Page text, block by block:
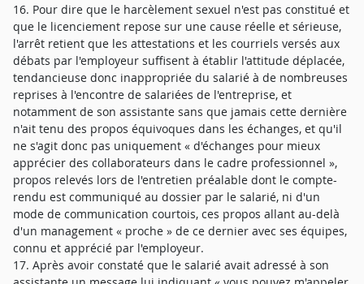
16. Pour dire que le harcèlement sexuel n'est pas constitué et
que le licenciement repose sur une cause réelle et sérieuse,
l'arrêt retient que les attestations et les courriels versés aux
débats par l'employeur suffisent à établir l'attitude déplacée,
tendancieuse donc inappropriée du salarié à de nombreuses
reprises à l'encontre de salariées de l'entreprise, et
notamment de son assistante sans que jamais cette dernière
n'ait tenu des propos équivoques dans les échanges, et qu'il
ne s'agit donc pas uniquement « d'échanges pour mieux
apprécier des collaborateurs dans le cadre professionnel »,
propos relevés lors de l'entretien préalable dont le compte-
rendu est communiqué au dossier par le salarié, ni d'un
mode de communication courtois, ces propos allant au-delà
d'un management « proche » de ce dernier avec ses équipes,
connu et apprécié par l'employeur.
17. Après avoir constaté que le salarié avait adressé à son